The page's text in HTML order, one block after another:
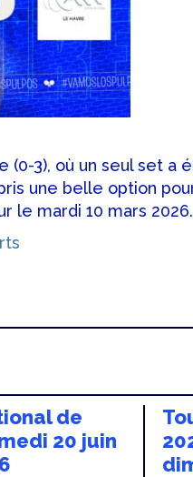
3), où un seul set a
une belle option
le mardi 10 mars 2026.
de
20 juin